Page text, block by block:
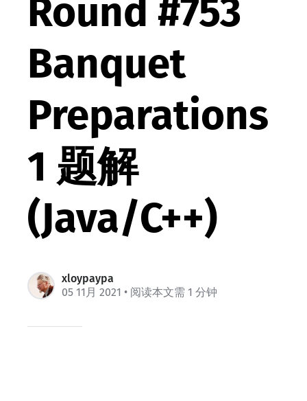
Round #753
Banquet
Preparations
1 题解
(Java/C++)
xloypaypa
05 11月 2021 • 阅读本文需 1 分钟